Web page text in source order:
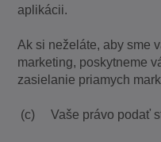
aplikácii.
Ak si neželáte, aby sme
marketing, poskytneme
zasielanie priamych
(c) Vaše právo podať